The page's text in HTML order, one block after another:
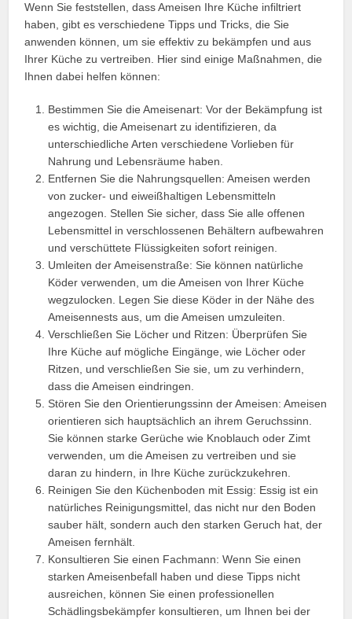
Wenn Sie feststellen, dass Ameisen Ihre Küche infiltriert
haben, gibt es verschiedene Tipps und Tricks, die Sie
anwenden können, um sie effektiv zu bekämpfen und aus
Ihrer Küche zu vertreiben. Hier sind einige Maßnahmen, die
Ihnen dabei helfen können:
Bestimmen Sie die Ameisenart: Vor der Bekämpfung ist
es wichtig, die Ameisenart zu identifizieren, da
unterschiedliche Arten verschiedene Vorlieben für
Nahrung und Lebensräume haben.
Entfernen Sie die Nahrungsquellen: Ameisen werden
von zucker- und eiweißhaltigen Lebensmitteln
angezogen. Stellen Sie sicher, dass Sie alle offenen
Lebensmittel in verschlossenen Behältern aufbewahren
und verschüttete Flüssigkeiten sofort reinigen.
Umleiten der Ameisenstraße: Sie können natürliche
Köder verwenden, um die Ameisen von Ihrer Küche
wegzulocken. Legen Sie diese Köder in der Nähe des
Ameisennests aus, um die Ameisen umzuleiten.
Verschließen Sie Löcher und Ritzen: Überprüfen Sie
Ihre Küche auf mögliche Eingänge, wie Löcher oder
Ritzen, und verschließen Sie sie, um zu verhindern,
dass die Ameisen eindringen.
Stören Sie den Orientierungssinn der Ameisen: Ameisen
orientieren sich hauptsächlich an ihrem Geruchssinn.
Sie können starke Gerüche wie Knoblauch oder Zimt
verwenden, um die Ameisen zu vertreiben und sie
daran zu hindern, in Ihre Küche zurückzukehren.
Reinigen Sie den Küchenboden mit Essig: Essig ist ein
natürliches Reinigungsmittel, das nicht nur den Boden
sauber hält, sondern auch den starken Geruch hat, der
Ameisen fernhält.
Konsultieren Sie einen Fachmann: Wenn Sie einen
starken Ameisenbefall haben und diese Tipps nicht
ausreichen, können Sie einen professionellen
Schädlingsbekämpfer konsultieren, um Ihnen bei der